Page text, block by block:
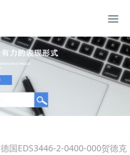
德国EDS3446-2-0400-000贺德克